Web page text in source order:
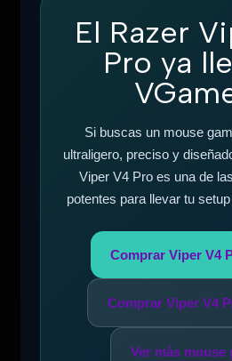
El Razer
Pro ya
Si buscas un mouse
ultraligero, preciso y
Viper V4 Pro es una de
potentes para llevar tu
Comprar Viper V4
Comprar Viper V4
Ver más mouse